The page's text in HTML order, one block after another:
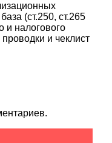
(ст.250, ст.265
и налогового
и чеклист